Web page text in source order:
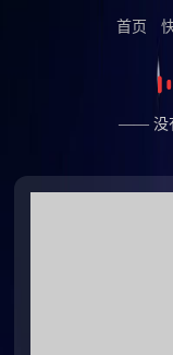
首页
—— 没